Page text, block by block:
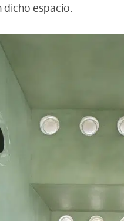
dicho espacio.